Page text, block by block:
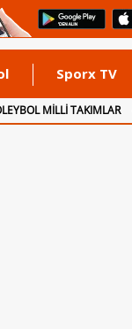
Sporx TV
MİLLİ TAKIMLAR